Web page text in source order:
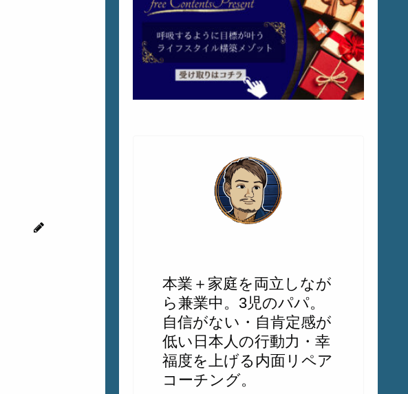
本業＋家庭を両立しなが
ら兼業中。3児のパパ。
自信がない・自肯定感が
低い日本人の行動力・幸
福度を上げる内面リペア
コーチング。